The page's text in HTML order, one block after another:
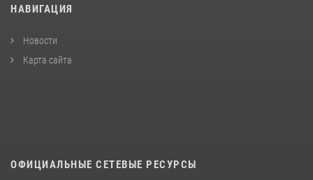
НАВИГАЦИЯ
Новости
Карта сайта
ОФИЦИАЛЬНЫЕ СЕТЕВЫЕ РЕСУРСЫ